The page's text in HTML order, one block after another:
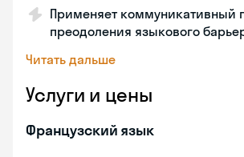
Применяет коммуникативный
преодоления языкового
Читать дальше
Услуги и цены
Французский язык